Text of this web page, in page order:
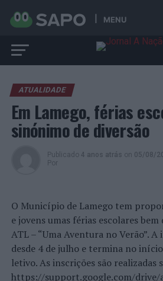
MENU
ATUALIDADE
Em Lamego, férias
sinónimo de diversão
Publicado 4 anos atrás on 05/08/
Por
O Município de Lamego tem
e jovens umas férias escolares
ATL – “Uma Aventura no Verão”.
desde 4 de julho e termina no
letivo. As inscrições são realizadas
https://support.google.com/drive/